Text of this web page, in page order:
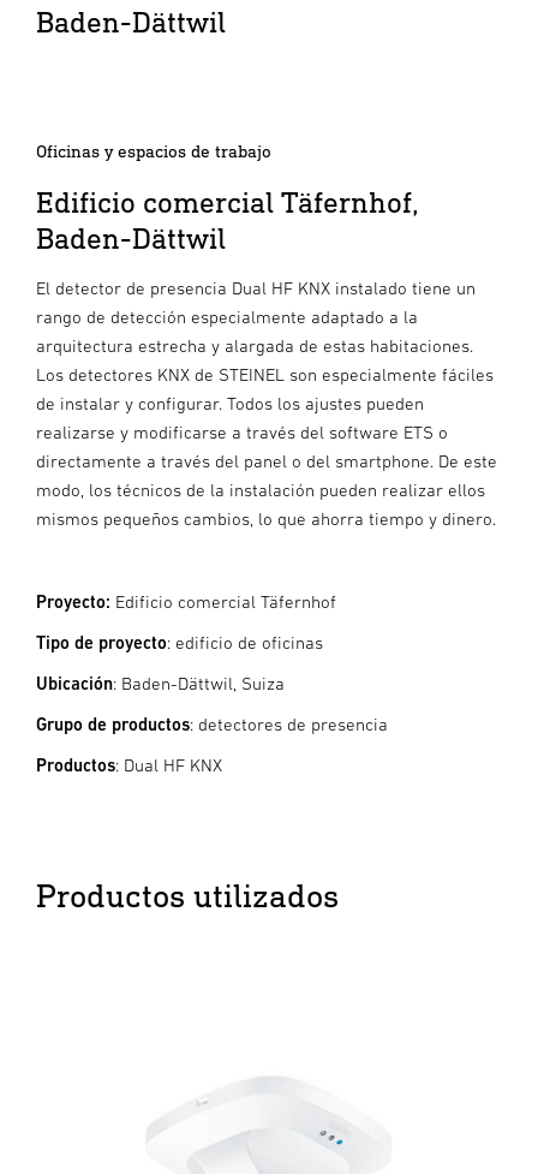
Baden-Dättwil
Oficinas y espacios de trabajo
Edificio comercial Täfernhof,
Baden-Dättwil
El detector de presencia Dual HF KNX instalado tiene un
rango de detección especialmente adaptado a la
arquitectura estrecha y alargada de estas habitaciones.
Los detectores KNX de STEINEL son especialmente fáciles
de instalar y configurar. Todos los ajustes pueden
realizarse y modificarse a través del software ETS o
directamente a través del panel o del smartphone. De este
modo, los técnicos de la instalación pueden realizar ellos
mismos pequeños cambios, lo que ahorra tiempo y dinero.
Proyecto: Edificio comercial Täfernhof
Tipo de proyecto: edificio de oficinas
Ubicación: Baden-Dättwil, Suiza
Grupo de productos: detectores de presencia
Productos: Dual HF KNX
Productos utilizados